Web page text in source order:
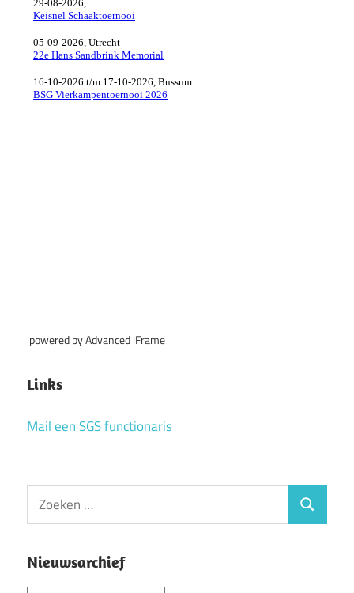
powered by Advanced iFrame
Links
Mail een SGS functionaris
Zoeken
naar:
Zoeken
Nieuwsarchief